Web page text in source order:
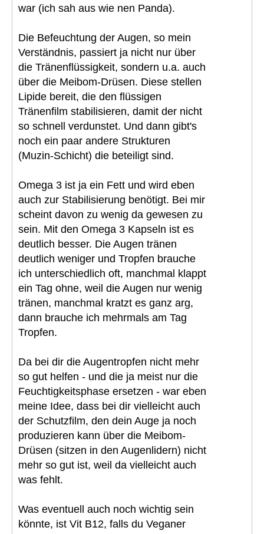
war (ich sah aus wie nen Panda).
Die Befeuchtung der Augen, so mein
Verständnis, passiert ja nicht nur über
die Tränenflüssigkeit, sondern u.a. auch
über die Meibom-Drüsen. Diese stellen
Lipide bereit, die den flüssigen
Tränenfilm stabilisieren, damit der nicht
so schnell verdunstet. Und dann gibt's
noch ein paar andere Strukturen
(Muzin-Schicht) die beteiligt sind.
Omega 3 ist ja ein Fett und wird eben
auch zur Stabilisierung benötigt. Bei mir
scheint davon zu wenig da gewesen zu
sein. Mit den Omega 3 Kapseln ist es
deutlich besser. Die Augen tränen
deutlich weniger und Tropfen brauche
ich unterschiedlich oft, manchmal klappt
ein Tag ohne, weil die Augen nur wenig
tränen, manchmal kratzt es ganz arg,
dann brauche ich mehrmals am Tag
Tropfen.
Da bei dir die Augentropfen nicht mehr
so gut helfen - und die ja meist nur die
Feuchtigkeitsphase ersetzen - war eben
meine Idee, dass bei dir vielleicht auch
der Schutzfilm, den dein Auge ja noch
produzieren kann über die Meibom-
Drüsen (sitzen in den Augenlidern) nicht
mehr so gut ist, weil da vielleicht auch
was fehlt.
Was eventuell auch noch wichtig sein
könnte, ist Vit B12, falls du Veganer